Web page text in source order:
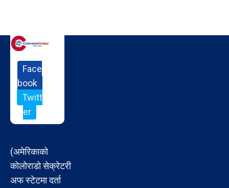
Face
book
Twitt
er
(अमेरिकाको
कोलोराडो सेक्रेटरी
अफ स्टेटमा दर्ता